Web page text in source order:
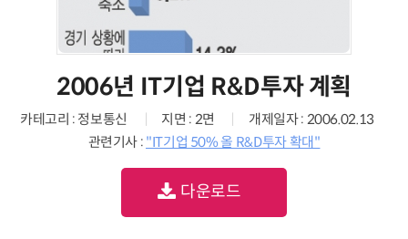
2006년 IT기업 R&D투자 계획
카테고리 : 정보통신 지면 : 2면
개제일자 : 2006.02.13
관련기사 : "IT기업 50% 올 R&D투자 확대"
다운로드